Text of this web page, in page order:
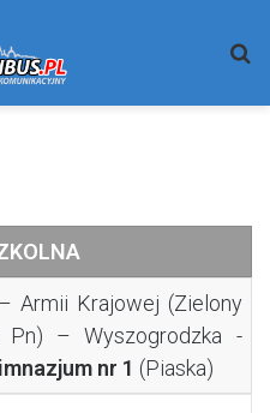
– Armii Krajowej (Zielony
Pn) – Wyszogrodzka -
nr 1 (Piaska)